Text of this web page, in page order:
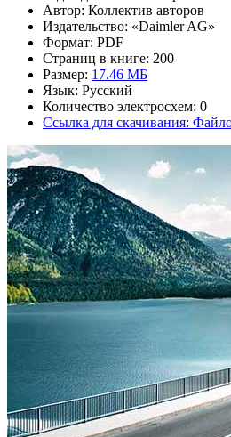
Автор: Коллектив авторов
Издательство: «Daimler AG»
Формат: PDF
Страниц в книге: 200
Размер: 17.46 МБ
Язык: Русский
Количество электросхем: 0
Ссылка для скачивания: